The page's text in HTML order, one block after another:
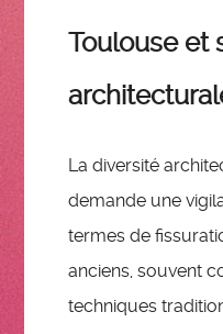
Toulouse et
La diversité
demande une
termes de
anciens, souvent
techniques